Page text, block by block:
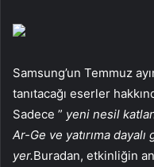
Samsung’un Temmuz
tanıtacağı eserler
Sadece ” yeni nesil
Ar-Ge ve yatırıma
yer.Buradan, etkinliğin